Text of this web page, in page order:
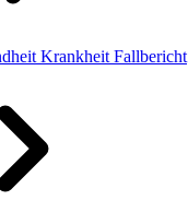
Krankheit Fallbericht